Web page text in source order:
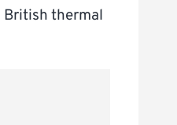
British thermal